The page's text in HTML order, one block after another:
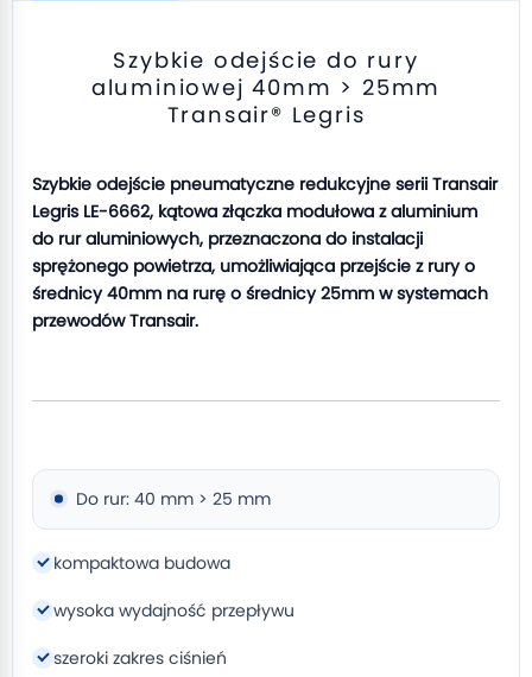
Szybkie odejście do rury
aluminiowej 40mm > 25mm
Transair® Legris
Szybkie odejście pneumatyczne redukcyjne serii Transair
Legris LE-6662, kątowa złączka modułowa z aluminium
do rur aluminiowych, przeznaczona do instalacji
sprężonego powietrza, umożliwiająca przejście z rury o
średnicy 40mm na rurę o średnicy 25mm w systemach
przewodów Transair.
Do rur: 40 mm > 25 mm
kompaktowa budowa
wysoka wydajność przepływu
szeroki zakres ciśnień